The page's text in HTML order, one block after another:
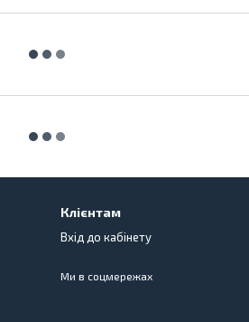
Клієнтам
Вхід до кабінету
Ми в соцмережах